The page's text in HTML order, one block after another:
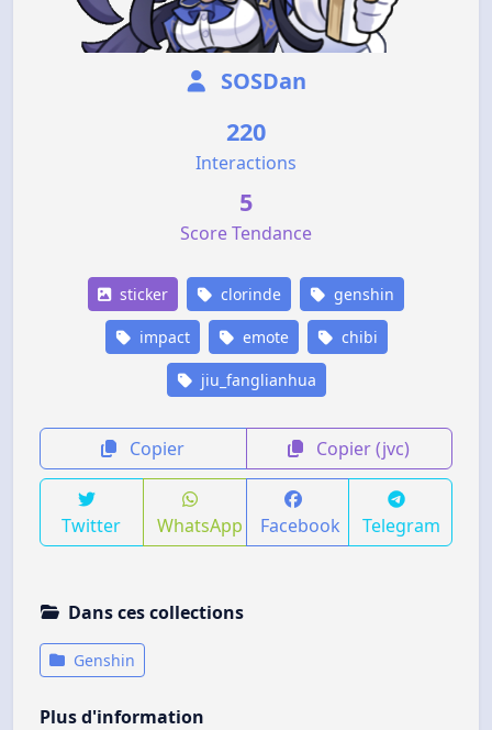
SOSDan
220
Interactions
5
Score Tendance
sticker clorinde genshin
impact emote chibi
jiu_fanglianhua
Copier Copier (jvc)
Twitter WhatsApp Facebook Telegram
Dans ces collections
Genshin
Plus d'information